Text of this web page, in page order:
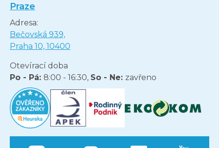
Praze
Adresa:
Bečovská 939,
Praha 10, 10400
Otevírací doba
Po - Pá: 8:00 - 16:30, So - Ne: zavřeno